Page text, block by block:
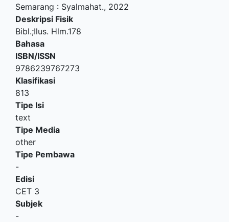
Semarang : Syalmahat., 2022
Deskripsi Fisik
Bibl.;Ilus. Hlm.178
Bahasa
ISBN/ISSN
9786239767273
Klasifikasi
813
Tipe Isi
text
Tipe Media
other
Tipe Pembawa
-
Edisi
CET 3
Subjek
-